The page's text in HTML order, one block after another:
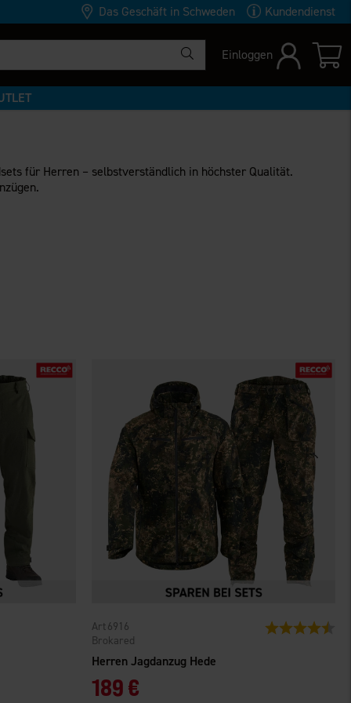
Das Geschäft in Schweden Kundendienst
Einloggen
für Herren – selbstverständlich in höchster Qualität.
Herren Jagdanzug Hede
Brokared
6916
189 €
Bewertung: